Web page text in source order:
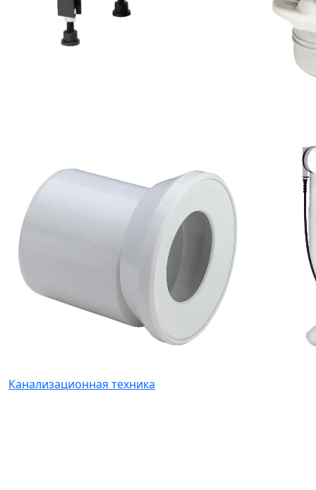
Канализационная техника